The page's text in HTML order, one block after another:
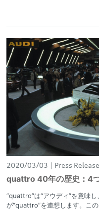
2020/03/03 Press
quattro 40年の歴史：4
“quattro”は“アウディ”を意味
が“quattro”を連想します。こ